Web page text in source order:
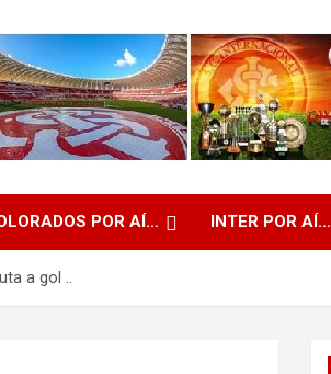
POR AÍ… INTER POR AÍ…
a gol ..